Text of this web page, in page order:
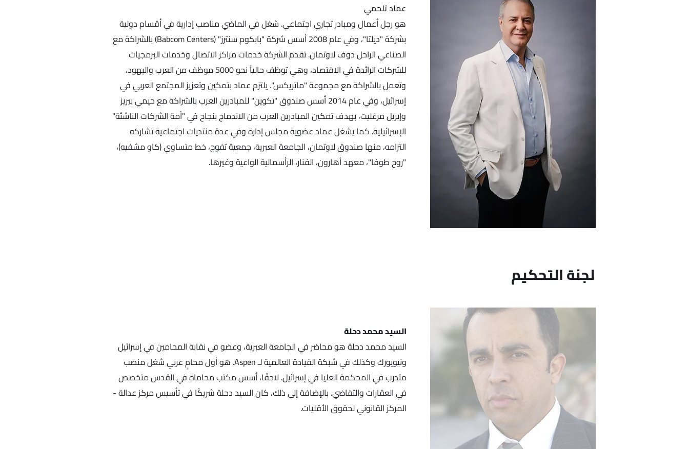
عماد تلحمي
هو رجل أعمال ومبادر تجاري اجتماعي. شغل في الماضي مناصب إدارية في أقسام دولية
بشركة "ديلتا"، وفي عام 2008 أسس شركة "بابكوم سنترز" (Babcom Centers) بالشراكة مع
الصناعي الراحل دوف لاوتمان. تقدم الشركة خدمات مراكز الاتصال وخدمات البرمجيات
للشركات الرائدة في الاقتصاد، وهي توظف حالياً نحو 5000 موظف من العرب واليهود،
وتعمل بالشراكة مع مجموعة "ماتريكس". يلتزم عماد بتمكين وتعزيز المجتمع العربي في
إسرائيل، وفي عام 2014 أسس صندوق "تكوين" للمبادرين العرب بالشراكة مع حيمي بيريز
وإيريل مرغليت، بهدف تمكين المبادرين العرب من الاندماج بنجاح في "أمة الشركات الناشئة"
الإسرائيلية. كما يشغل عماد عضوية مجلس إدارة وفي عدة منتديات اجتماعية تشاركه
التزامه، منها صندوق لاوتمان، الجامعة العبرية، جمعية تفوح، خط متساوي (كاو مشفيه)،
"روح طوفا"، معهد أهارون، الفنار، الرأسمالية الواعية وغيرها.
لجنة التحكيم
السيد محمد دحلة
السيد محمد دحلة هو محاضر في الجامعة العبرية، وعضو في نقابة المحامين في إسرائيل
ونيويورك وكذلك في شبكة القيادة العالمية لـ Aspen. هو أول محامٍ عربي شغل منصب
متدرب في المحكمة العليا في إسرائيل. لاحقًا، أسس مكتب محاماة في القدس متخصص
في العقارات والتقاضي. بالإضافة إلى ذلك، كان السيد دحلة شريكًا في تأسيس مركز عدالة -
المركز القانوني لحقوق الأقليات.